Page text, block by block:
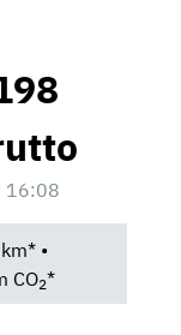
16:08
•
CO2*